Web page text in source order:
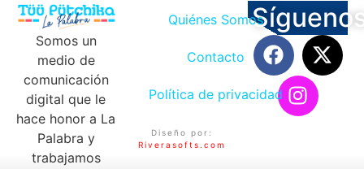
Somos un
medio de
comunicación
digital que le
hace honor a La
Palabra y
trabajamos
Quiénes Somos
Contacto
Política de privacidad
Diseño por:
Riverasofts.com